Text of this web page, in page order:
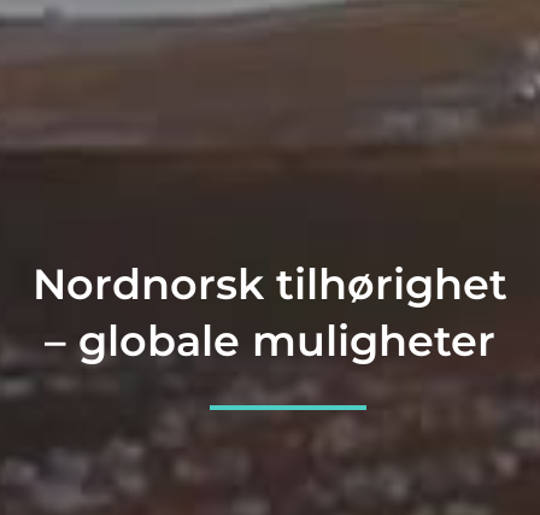
Nordnorsk tilhørighet
– globale muligheter